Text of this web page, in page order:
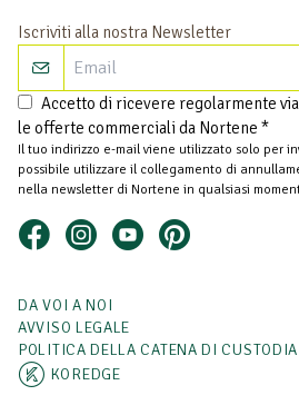
Iscriviti alla nostra Newsletter
Accetto di ricevere regolarmente
le offerte commerciali da Nortene *
Il tuo indirizzo e-mail viene utilizzato solo per
possibile utilizzare il collegamento di
nella newsletter di Nortene in qualsiasi
DA VOI A NOI
AVVISO LEGALE
POLITICA DELLA CATENA DI CUSTODIA
KOREDGE